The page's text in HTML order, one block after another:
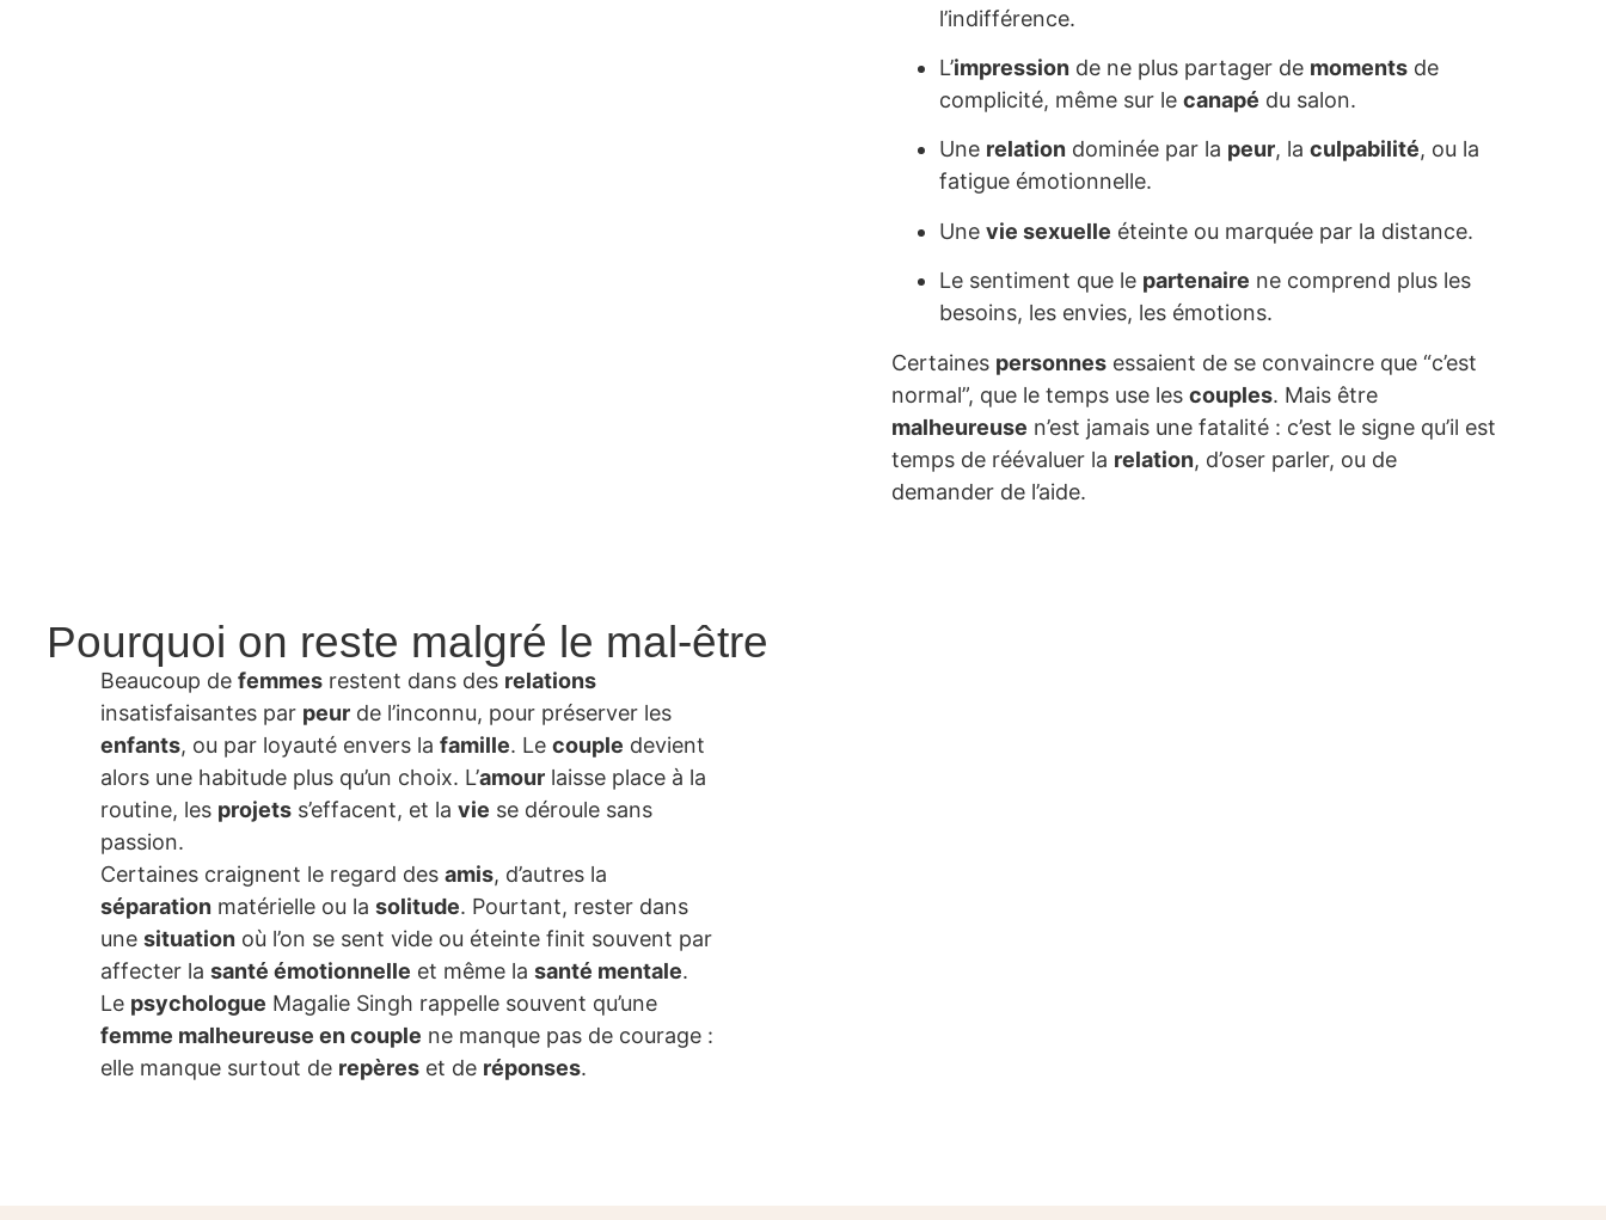
l’indifférence.
L’impression de ne plus partager de moments de
complicité, même sur lecanapé du salon.
Une relation dominée par la peur, laculpabilité, ou la
fatigue émotionnelle.
Unevie sexuelle éteinte ou marquée par la distance.
Le sentiment que le partenaire ne comprend plus les
besoins, les envies, les émotions.
Certaines personnes essaient de se convaincre que “c’est
normal”, que le temps use lescouples. Mais être
malheureuse n’est jamais une fatalité : c’est le signe qu’il est
temps de réévaluer la relation, d’oser parler, ou de
demander de l’aide.
Pourquoi on reste malgré le mal-être
Beaucoup defemmes restent dans des relations
insatisfaisantes par peur de l’inconnu, pour préserver les
enfants, ou par loyauté envers lafamille. Lecouple devient
alors une habitude plus qu’un choix. L’amour laisse place à la
routine, les projets s’effacent, et lavie se déroule sans
passion.
Certaines craignent le regard desamis, d’autres la
séparation matérielle ou lasolitude. Pourtant, rester dans
unesituation où l’on se sent vide ou éteinte finit souvent par
affecter lasanté émotionnelle et même lasanté mentale.
Le psychologue Magalie Singh rappelle souvent qu’une
femme malheureuse en couple ne manque pas de courage :
elle manque surtout de repères et de réponses.